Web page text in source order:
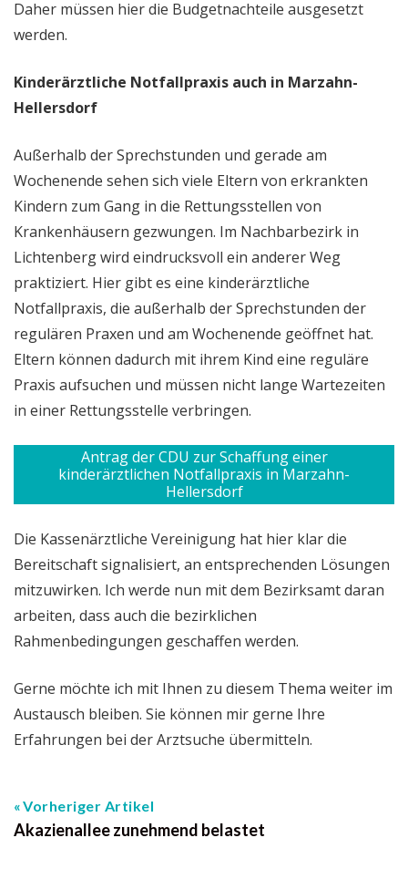
Daher müssen hier die Budgetnachteile ausgesetzt
werden.
Kinderärztliche Notfallpraxis auch in Marzahn-
Hellersdorf
Außerhalb der Sprechstunden und gerade am
Wochenende sehen sich viele Eltern von erkrankten
Kindern zum Gang in die Rettungsstellen von
Krankenhäusern gezwungen. Im Nachbarbezirk in
Lichtenberg wird eindrucksvoll ein anderer Weg
praktiziert. Hier gibt es eine kinderärztliche
Notfallpraxis, die außerhalb der Sprechstunden der
regulären Praxen und am Wochenende geöffnet hat.
Eltern können dadurch mit ihrem Kind eine reguläre
Praxis aufsuchen und müssen nicht lange Wartezeiten
in einer Rettungsstelle verbringen.
Antrag der CDU zur Schaffung einer
kinderärztlichen Notfallpraxis in Marzahn-
Hellersdorf
Die Kassenärztliche Vereinigung hat hier klar die
Bereitschaft signalisiert, an entsprechenden Lösungen
mitzuwirken. Ich werde nun mit dem Bezirksamt daran
arbeiten, dass auch die bezirklichen
Rahmenbedingungen geschaffen werden.
Gerne möchte ich mit Ihnen zu diesem Thema weiter im
Austausch bleiben. Sie können mir gerne Ihre
Erfahrungen bei der Arztsuche übermitteln.
Vorheriger Artikel
Akazienallee zunehmend belastet